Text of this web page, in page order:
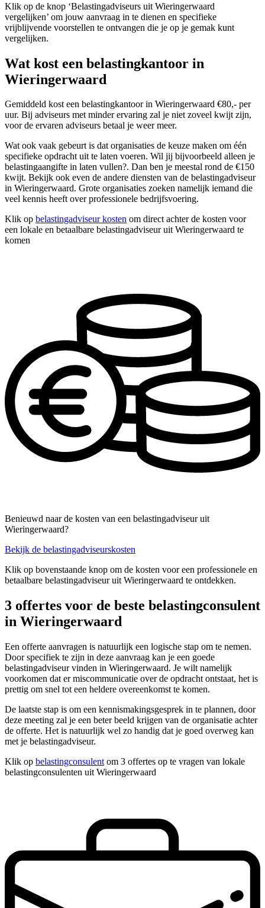
Klik op de knop ‘Belastingadviseurs uit Wieringerwaard
vergelijken’ om jouw aanvraag in te dienen en specifieke
vrijblijvende voorstellen te ontvangen die je op je gemak kunt
vergelijken.
Wat kost een belastingkantoor in
Wieringerwaard
Gemiddeld kost een belastingkantoor in Wieringerwaard €80,- per
uur. Bij adviseurs met minder ervaring zal je niet zoveel kwijt zijn,
voor de ervaren adviseurs betaal je weer meer.
Wat ook vaak gebeurt is dat organisaties de keuze maken om één
specifieke opdracht uit te laten voeren. Wil jij bijvoorbeeld alleen je
belastingaangifte in laten vullen?. Dan ben je meestal rond de €150
kwijt. Bekijk ook even de andere diensten van de belastingadviseur
in Wieringerwaard. Grote organisaties zoeken namelijk iemand die
veel kennis heeft over professionele bedrijfsvoering.
Klik op belastingadviseur kosten om direct achter de kosten voor
een lokale en betaalbare belastingadviseur uit Wieringerwaard te
komen
Benieuwd naar de kosten van een belastingadviseur uit
Wieringerwaard?
Bekijk de belastingadviseurskosten
Klik op bovenstaande knop om de kosten voor een professionele en
betaalbare belastingadviseur uit Wieringerwaard te ontdekken.
3 offertes voor de beste belastingconsulent
in Wieringerwaard
Een offerte aanvragen is natuurlijk een logische stap om te nemen.
Door specifiek te zijn in deze aanvraag kan je een goede
belastingadviseur vinden in Wieringerwaard. Je wilt namelijk
voorkomen dat er miscommunicatie over de opdracht ontstaat, het is
prettig om snel tot een heldere overeenkomst te komen.
De laatste stap is om een kennismakingsgesprek in te plannen, door
deze meeting zal je een beter beeld krijgen van de organisatie achter
de offerte. Het is natuurlijk wel zo handig dat je goed overweg kan
met je belastingadviseur.
Klik op belastingconsulent om 3 offertes op te vragen van lokale
belastingconsulenten uit Wieringerwaard